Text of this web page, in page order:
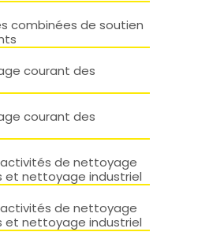
combinées de soutien
courant des
courant des
activités de nettoyage
et nettoyage industriel
activités de nettoyage
et nettoyage industriel